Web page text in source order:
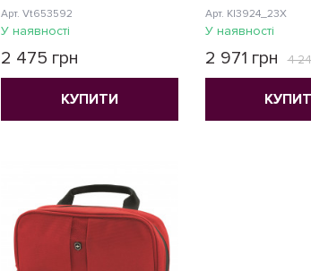
Арт. Vt653592
У наявності
2 475 грн
КУПИТИ
Арт. KI3924_23X
У наявності
2 971 грн 4